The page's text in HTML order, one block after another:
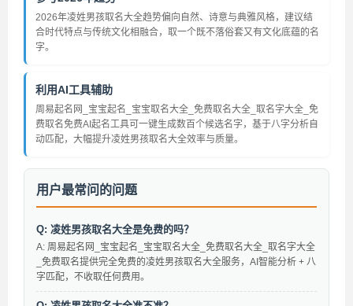
2026年凌姓男孩取名大全趋势偏向自然、诗意与典雅风格，建议结
合时代特点与传统文化相融合，取一个既不落俗套又有文化底蕴的名
字。
利用AI工具辅助
周易起名网_宝宝起名_宝宝取名大全_免费取名大全_取名字大全_免
费取名免费AI起名工具可一键生成数百个候选名字，基于八字分析自
动匹配，大幅提升凌姓男孩取名大全效率与质量。
用户最常问的问题
Q: 凌姓男孩取名大全是免费的吗？
A: 周易起名网_宝宝起名_宝宝取名大全_免费取名大全_取名字大全
_免费取名提供完全免费的凌姓男孩取名大全服务，AI智能分析 + 八
字匹配，不收取任何费用。